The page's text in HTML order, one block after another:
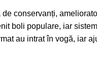
conservanți,
boli populare, iar
au intrat în vogă, iar